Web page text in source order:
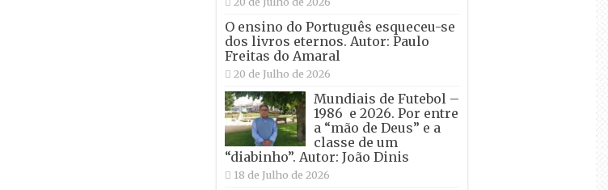
O ensino do Português esqueceu-se
dos livros eternos. Autor: Paulo
Freitas do Amaral
20 de Julho de 2026
Mundiais de Futebol –
1986 e 2026. Por entre
a “mão de Deus” e a
classe de um
“diabinho”. Autor: João Dinis
18 de Julho de 2026